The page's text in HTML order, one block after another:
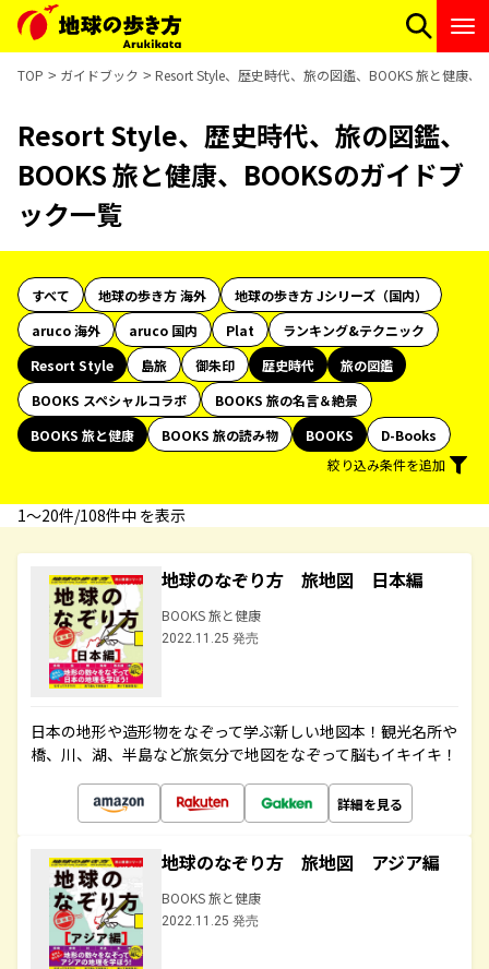
TOP ガイドブック Resort Style、歴史時代、旅の図鑑、BOOKS 旅と健康、
Resort Style、歴史時代、旅の図鑑、
BOOKS 旅と健康、BOOKSのガイドブ
ック一覧
すべて 地球の歩き方 海外
地球の歩き方 Jシリーズ（国内）
aruco 海外
aruco 国内 Plat
ランキング&テクニック
Resort Style
島旅 御朱印 歴史時代
旅の図鑑
BOOKS スペシャルコラボ
BOOKS 旅の名言＆絶景
BOOKS 旅と健康
BOOKS 旅の読み物 BOOKS
D-Books
絞り込み条件を追加
1〜20件/108件中 を表示
地球のなぞり方 旅地図 日本編
BOOKS 旅と健康
2022.11.25 発売
日本の地形や造形物をなぞって学ぶ新しい地図本！観光名所や
橋、川、湖、半島など旅気分で地図をなぞって脳もイキイキ！
詳細を見る
地球のなぞり方 旅地図 アジア編
BOOKS 旅と健康
2022.11.25 発売